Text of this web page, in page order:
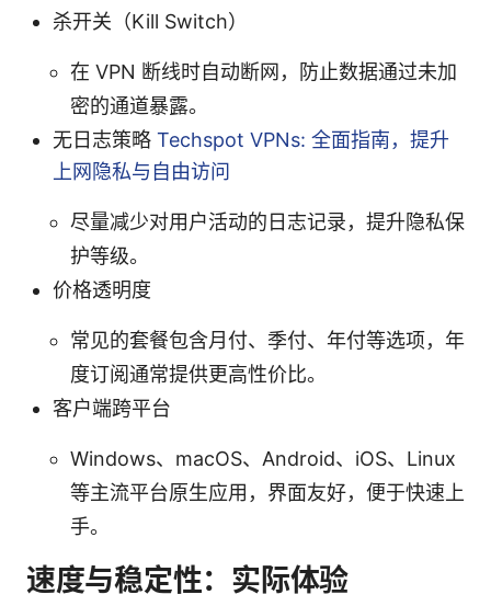
杀开关（Kill Switch）
在 VPN 断线时自动断网，防止数据通过未加
密的通道暴露。
无日志策略 Techspot VPNs: 全面指南，提升
上网隐私与自由访问
尽量减少对用户活动的日志记录，提升隐私保
护等级。
价格透明度
常见的套餐包含月付、季付、年付等选项，年
度订阅通常提供更高性价比。
客户端跨平台
Windows、macOS、Android、iOS、Linux
等主流平台原生应用，界面友好，便于快速上
手。
速度与稳定性：实际体验